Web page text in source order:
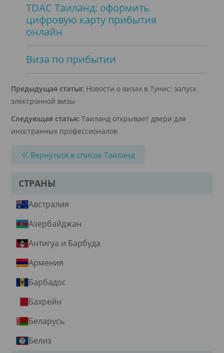
TDAC Таиланд: оформить
цифровую карту прибытия
онлайн
Виза по прибытии
Предыдущая статья: Новости о визах в Тунис: запуск
электронной визы
Следующая статья: Таиланд открывает двери для
иностранных профессионалов
Вернуться в список Таиланд
СТРАНЫ
Австралия
Азербайджан
Антигуа и Барбуда
Армения
Барбадос
Бахрейн
Беларусь
Белиз